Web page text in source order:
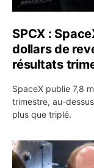
SPCX :
dollars de
résultats
SpaceX publie 7,8
trimestre, au-
plus que triplé.
BlackRock